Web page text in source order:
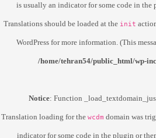
is usually an indicator for some code in
Translations should be loaded at the init
WordPress for more information. (This
/home/tehran54/public_html/wp-
Notice: Function
Translation loading for the wcdm domain was
indicator for some code in the plugin or